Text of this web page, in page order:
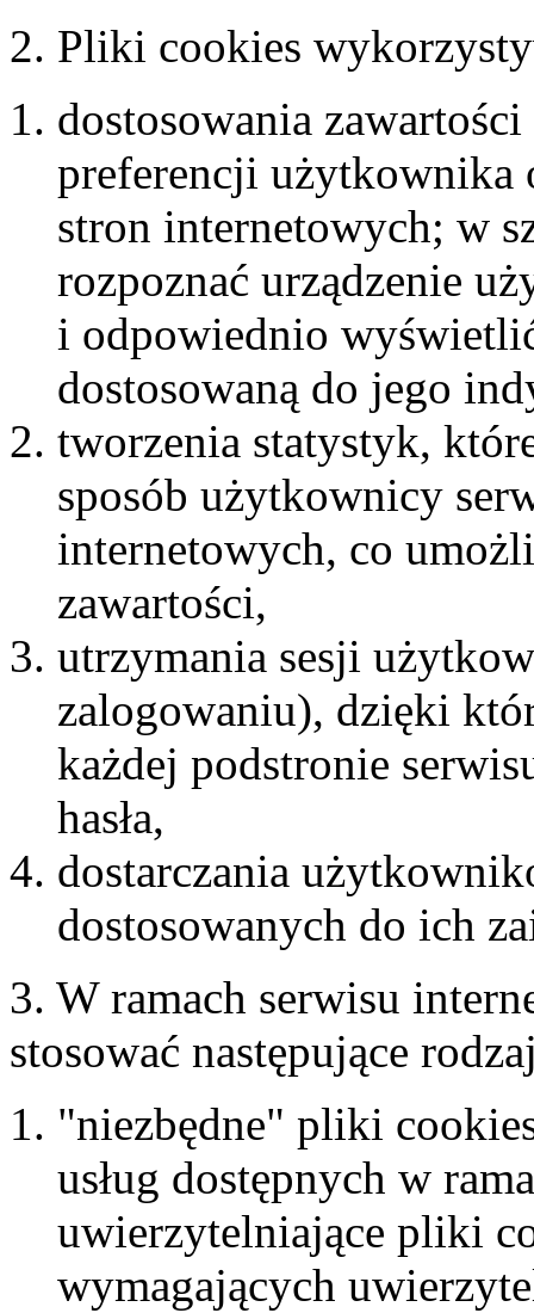
2. Pliki cookies
dostosowania
preferencji użytkownika
stron internetowych; w
rozpoznać urządzenie
i odpowiednio
dostosowaną do jego
tworzenia statystyk,
sposób użytkownicy
internetowych, co
zawartości,
utrzymania sesji
zalogowaniu), dzięki
każdej podstronie
hasła,
dostarczania
dostosowanych do ich
3. W ramach serwisu
stosować następujące
"niezbędne" pliki
usług dostępnych w
uwierzytelniające pliki
wymagających